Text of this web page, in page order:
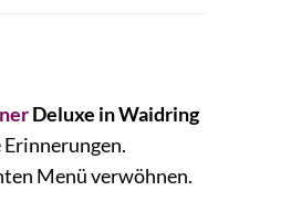
Deluxe in Waidring
Menü verwöhnen.